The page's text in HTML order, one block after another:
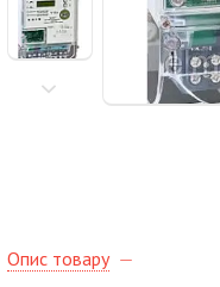
Опис товару